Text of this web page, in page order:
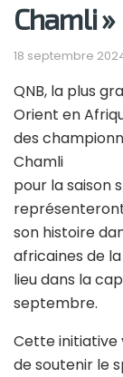
Chamli »
18 septembre
QNB, la plus
Orient en
des
Chamli
pour la saison
son histoire
africaines de
lieu dans la
septembre.
Cette initiative
de soutenir le